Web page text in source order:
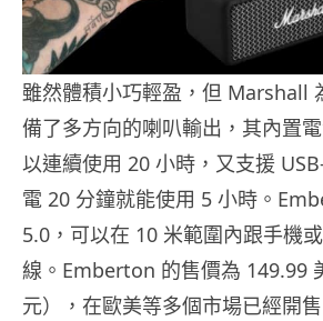
雖然體積小巧輕盈，但 Marshall
備了多方向的喇叭輸出，其內置
以連續使用 20 小時，又支援
電 20 分鐘就能使用 5 小時。
5.0，可以在 10 米範圍內跟手機
線。Emberton 的售價為 149.99
元），在歐美等多個市場已經開售